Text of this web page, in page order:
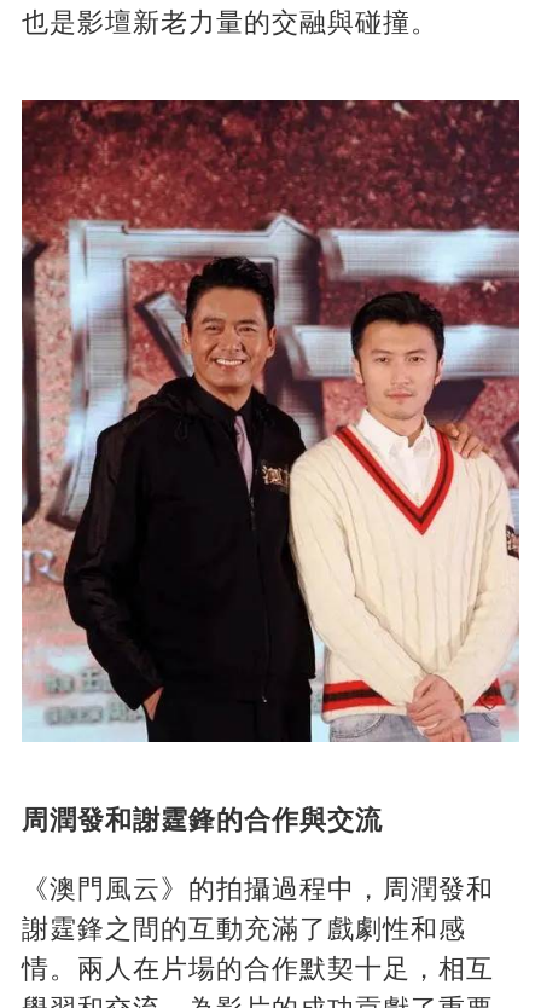
也是影壇新老力量的交融與碰撞。
周潤發和謝霆鋒的合作與交流
《澳門風云》的拍攝過程中，周潤發和
謝霆鋒之間的互動充滿了戲劇性和感
情。兩人在片場的合作默契十足，相互